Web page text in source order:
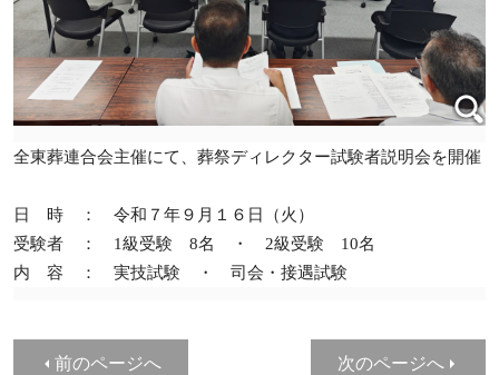
全東葬連合会主催にて、葬祭ディレクター試験者説明会を開催
日 時 ： 令和７年９月１６日（火）
受験者 ： 1級受験 8名 ・ 2級受験 10名
内 容 ： 実技試験 ・ 司会・接遇試験
前のページへ 次のページへ